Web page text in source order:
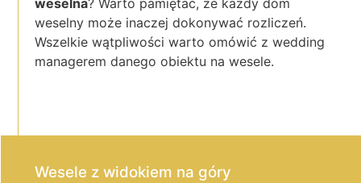
weselna? Warto pamiętać, że każdy dom
weselny może inaczej dokonywać rozliczeń.
Wszelkie wątpliwości warto omówić z wedding
managerem danego obiektu na wesele.
Wesele z widokiem na góry